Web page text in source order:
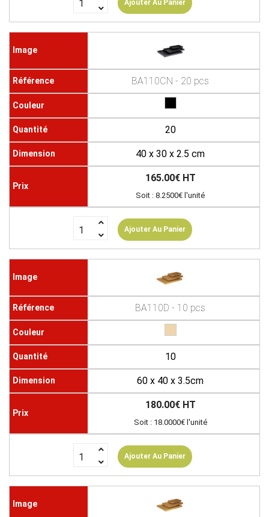
Ajouter Au Panier
BA110CN - 20 pcs
20
40 x 30 x 2.5 cm
165.00€ HT
Soit : 8.2500€ l'unité
Ajouter Au Panier
BA110D - 10 pcs
10
60 x 40 x 3.5cm
180.00€ HT
Soit : 18.0000€ l'unité
Ajouter Au Panier